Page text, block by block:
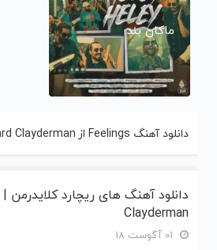
ماکان بند
دانلود آهنگ Feelings از Richard Clayderman ریچارد کلایدرمن
Clayderman